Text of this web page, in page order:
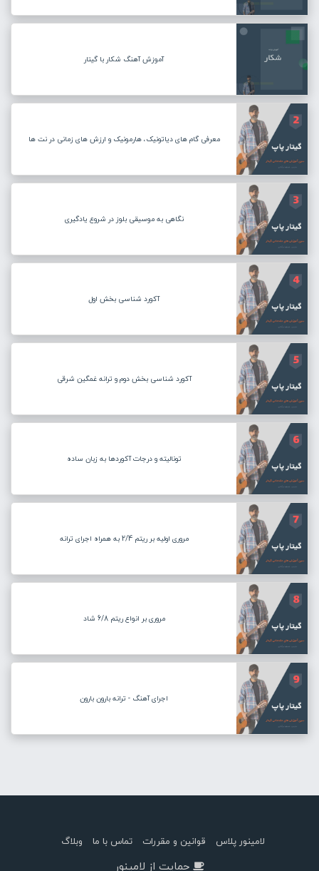
آموزش آهنگ شکار با گیتار
معرفی گام های دیاتونیک، هارمونیک و ارزش های زمانی در نت ها
نگاهی به موسیقی بلوز در شروع یادگیری
آکورد شناسی بخش اول
آکورد شناسی بخش دوم و ترانه غمگین شرقی
تونالیته و درجات آکوردها به زبان ساده
مروری اولیه بر ریتم 2/4 به همراه اجرای ترانه
مروری بر انواع ریتم 6/8 شاد
اجرای آهنگ - ترانه بارون بارون
لامینور پلاس قوانین و مقررات تماس با ما وبلاگ
حمایت از لامینور